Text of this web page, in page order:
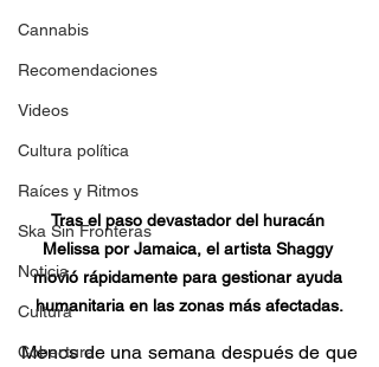
Cannabis
Recomendaciones
Videos
Cultura política
Raíces y Ritmos
Ska Sin Fronteras
Noticia
Cultura
Cobertura
Tras el paso devastador del huracán
Melissa por Jamaica, el artista Shaggy
movió rápidamente para gestionar ayuda
humanitaria en las zonas más afectadas.
Menos de una semana después de que